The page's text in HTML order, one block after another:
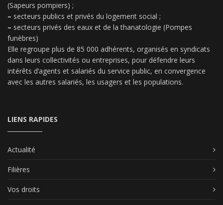
(Sapeurs pompiers) ;
– secteurs publics et privés du logement social ;
– secteurs privés des eaux et de la thanatologie (Pompes
funèbres)
Elle regroupe plus de 85 000 adhérents, organisés en syndicats
dans leurs collectivités ou entreprises, pour défendre leurs
intérêts d’agents et salariés du service public, en convergence
avec les autres salariés, les usagers et les populations.
LIENS RAPIDES
Actualité
Filières
Vos droits